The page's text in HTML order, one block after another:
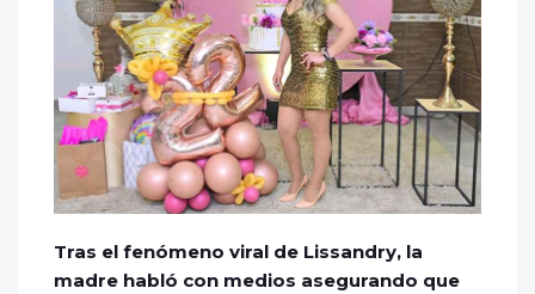
Tras el fenómeno viral de Lissandry, la
madre habló con medios asegurando que